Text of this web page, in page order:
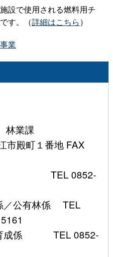
設で使用される燃料用チ
す。（詳細はこちら）
業
業課
殿町１番地 FAX
TEL 0852-
／公有林係 TEL
育成係 TEL 0852-